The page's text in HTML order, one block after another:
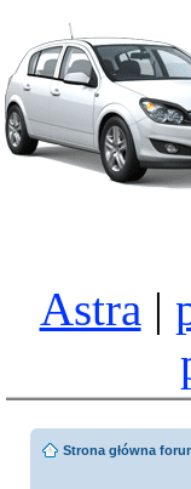
Astra |
Strona główna